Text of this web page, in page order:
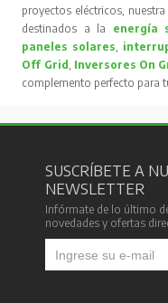
proyectos eléctricos,
destinados a la energía
paneles solares
Off Grid Inversores On
complemento perfecto para
SUSCRÍBETE A
NEWSLETTER
Infórmate de lo último
novedades y ofertas